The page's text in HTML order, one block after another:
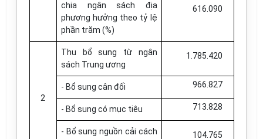
chia ngân sách địa
phương hưởng theo tỷ lệ
phần trăm (%)
616.090
2
Thu bổ sung từ ngân
sách Trung ương
1.785.420
- Bổ sung cân đối 966.827
- Bổ sung có mục tiêu 713.828
- Bổ sung nguồn cải cách
104.765